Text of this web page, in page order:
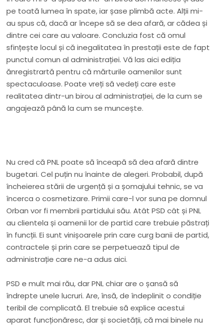
pe toată lumea în spate, iar șase plimbă acte. Alții mi-
au spus că, dacă ar începe să se dea afară, ar cădea și
dintre cei care au valoare. Concluzia fost că omul
sfințește locul și că inegalitatea în prestații este de fapt
punctul comun al administrației. Vă las aici ediția
ănregistrartă pentru că mărturile oamenilor sunt
spectaculoase. Poate vreți să vedeți care este
realitatea dintr-un birou al administrației, de la cum se
angajează până la cum se muncește.
Nu cred că PNL poate să înceapă să dea afară dintre
bugetari. Cel puțin nu înainte de alegeri. Probabil, după
încheierea stării de urgență și a șomajului tehnic, se va
încerca o cosmetizare. Primii care-l vor suna pe domnul
Orban vor fi membrii partidului său. Atât PSD cât și PNL
au clientela și oamenii lor de partid care trebuie păstrați
în funcții. Ei sunt vinișoarele prin care curg banii de partid,
contractele și prin care se perpetuează tipul de
administrație care ne-a adus aici.
PSD e mult mai rău, dar PNL chiar are o șansă să
îndrepte unele lucruri. Are, însă, de îndeplinit o condiție
teribil de complicată. El trebuie să explice acestui
aparat funcționăresc, dar și societății, că mai binele nu